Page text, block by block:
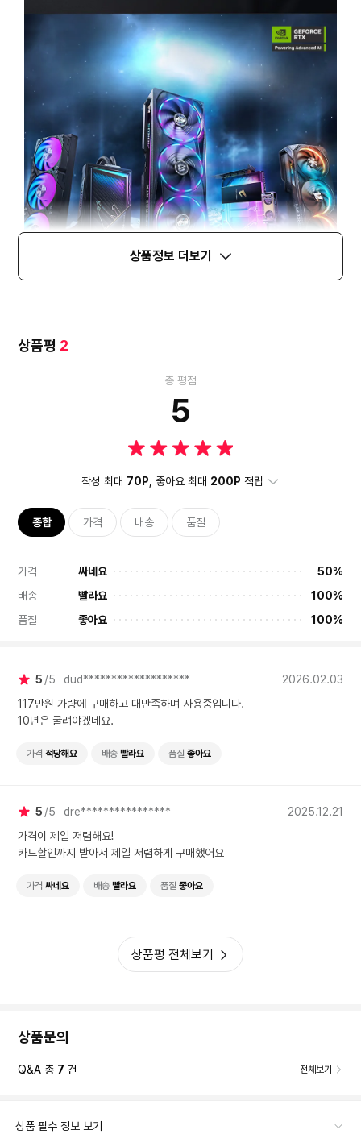
상품정보 더보기
상품평 2
총 평점
5
작성 최대 70P , 좋아요 최대 200P 적립
종합 가격 배송 품질
가격 싸네요
50%
배송
빨라요
100%
품질
좋아요 100%
5 5 dud*******************
2026.02.03
117만원 가량에 구매하고 대만족하며 사용중입니다.
10년은 굴려야겠네요.
가격 적당해요 배송 빨라요 품질 좋아요
5 5 dre****************
2025.12.21
가격이 제일 저렴해요!
카드할인까지 받아서 제일 저렴하게 구매했어요
가격 싸네요 배송 빨라요 품질 좋아요
상품평 전체보기
상품문의
Q&A 총 7 건 전체보기
상품 필수 정보 보기